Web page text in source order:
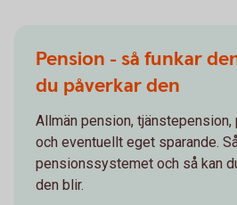
Pension - så funkar
du påverkar den
Allmän pension,
och eventuellt eget sparande.
pensionssystemet och så kan
den blir.